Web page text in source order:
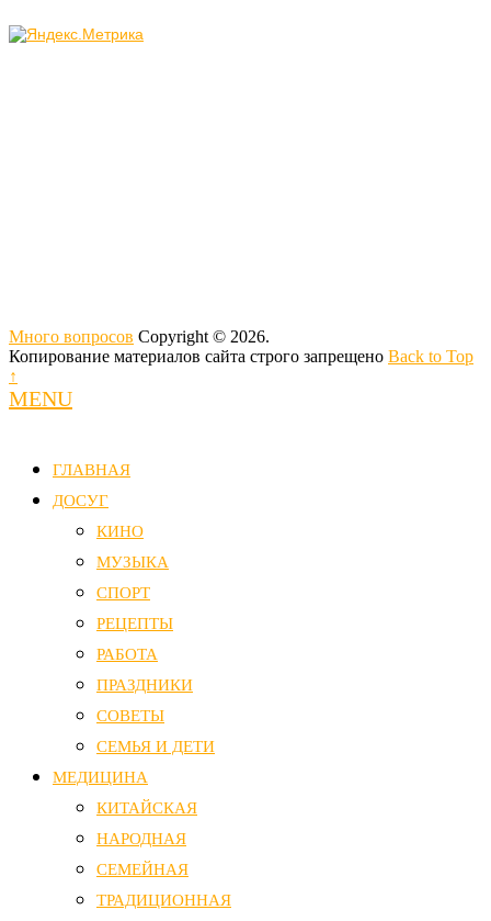
Много вопросов Copyright © 2026.
Копирование материалов сайта строго запрещено Back to Top
↑
MENU
ГЛАВНАЯ
ДОСУГ
КИНО
МУЗЫКА
СПОРТ
РЕЦЕПТЫ
РАБОТА
ПРАЗДНИКИ
СОВЕТЫ
СЕМЬЯ И ДЕТИ
МЕДИЦИНА
КИТАЙСКАЯ
НАРОДНАЯ
СЕМЕЙНАЯ
ТРАДИЦИОННАЯ